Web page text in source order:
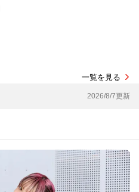
一覧を見る
2026/8/7更新